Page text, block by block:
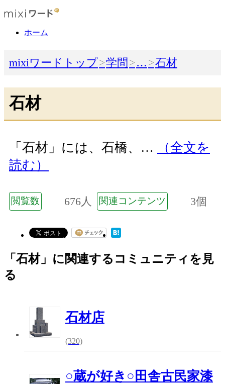
ホーム
mixiワードトップ 学問 … 石材
石材
「石材」には、石橋、…
（全文を
読む）
閲覧数 676人 関連コンテンツ 3個
「石材」に関連するコミュニティを見
る
石材店
(320)
○蔵が好き○田舎古民家漆